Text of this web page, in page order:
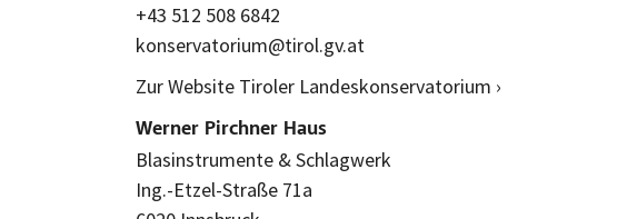
+43 512 508 6842
konservatorium@tirol.gv.at
Zur Website Tiroler Landeskonservatorium ›
Werner Pirchner Haus
Blasinstrumente & Schlagwerk
Ing.-Etzel-Straße 71a